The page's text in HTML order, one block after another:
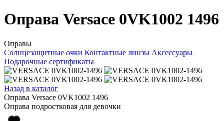
Оправа Versace 0VK1002 1496
Оправы
Солнцезащитные очки Контактные линзы Аксессуары
Подарочные сертификаты
Назад в каталог
Оправа Versace 0VK1002 1496
Оправа подростковая для девочки